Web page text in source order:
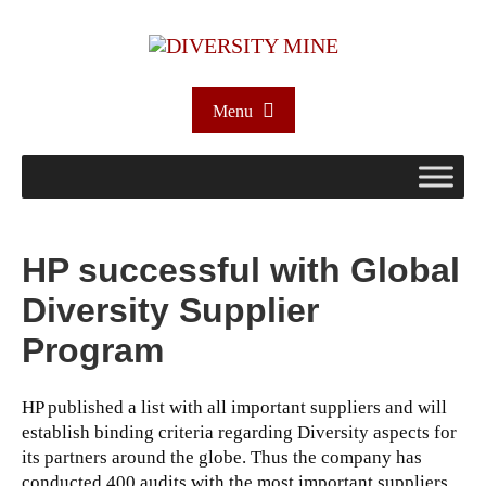
Menu
HP successful with Global
Diversity Supplier
Program
HP published a list with all important suppliers and will
establish binding criteria regarding Diversity aspects for
its partners around the globe. Thus the company has
conducted 400 audits with the most important suppliers